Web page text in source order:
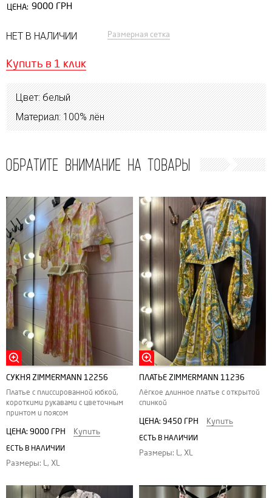
ЦЕНА: 9000 ГРН
НЕТ В НАЛИЧИИ Размерная сетка
Купить в 1 клик
Цвет: белый
Материал: 100% лён
ОБРАТИТЕ ВНИМАНИЕ НА ТОВАРЫ
СУКНЯ ZIMMERMANN 12256
Платье с плиссированной юбкой,
короткими рукавами с цветочным
принтом и поясом
ЦЕНА: 9000 ГРН Купить
ЕСТЬ В НАЛИЧИИ
Размеры: L, XL
ПЛАТЬЕ ZIMMERMANN 11236
Лёгкое длинное платье с открытой
спинкой
ЦЕНА: 9450 ГРН Купить
ЕСТЬ В НАЛИЧИИ
Размеры: L, XL